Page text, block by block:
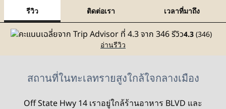
รีวิว ติดต่อเรา เวลาที่มาถึง
4.3 (346)
อ่านรีวิว
สถานที่ในทะเลทรายสูงใกล้ใจกลางเมือง
Off State Hwy 14 เราอยู่ใกล้ร้านอาหาร BLVD และ